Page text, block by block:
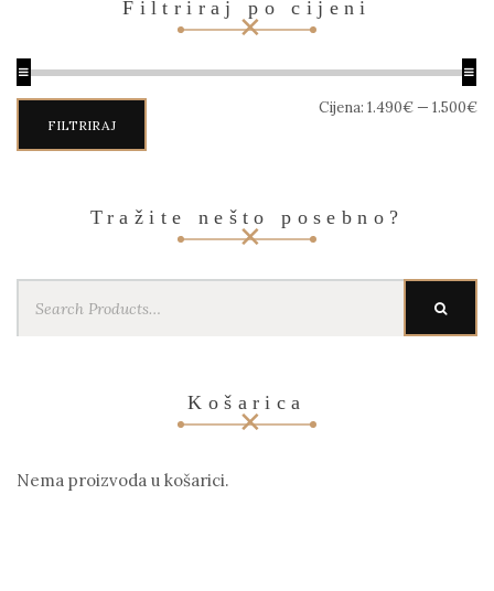
Filtriraj po cijeni
Min
cijena
Maks
cijenaFILTRIRAJ
Cijena: 1.490€ — 1.500€
Tražite nešto posebno?
Košarica
Nema proizvoda u košarici.